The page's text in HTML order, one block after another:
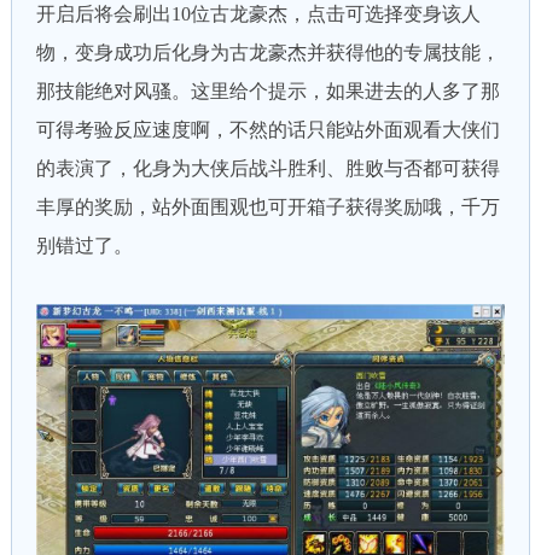
开启后将会刷出10位古龙豪杰，点击可选择变身该人
物，变身成功后化身为古龙豪杰并获得他的专属技能，
那技能绝对风骚。这里给个提示，如果进去的人多了那
可得考验反应速度啊，不然的话只能站外面观看大侠们
的表演了，化身为大侠后战斗胜利、胜败与否都可获得
丰厚的奖励，站外面围观也可开箱子获得奖励哦，千万
别错过了。